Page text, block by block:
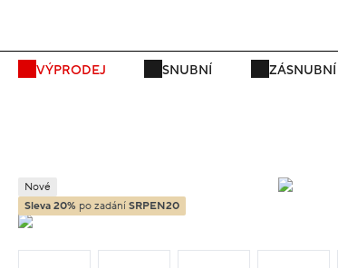
VÝPRODEJ SNUBNÍ ZÁSNUBNÍ
Nové
Sleva 20% po zadání SRPEN20